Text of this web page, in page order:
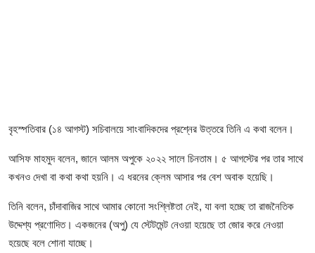
খুলনা বিভাগ
সিলেট বিভাগ
রংপুর বিভাগ
বৃহস্পতিবার (১৪ আগস্ট) সচিবালয়ে সাংবাদিকদের প্রশ্নের উত্তরে তিনি এ কথা বলেন।
আসিফ মাহমুদ বলেন, জানে আলম অপুকে ২০২২ সালে চিনতাম। ৫ আগস্টের পর তার সাথে
কখনও দেখা বা কথা কথা হয়নি। এ ধরনের ক্লেম আসার পর বেশ অবাক হয়েছি।
তিনি বলেন, চাঁদাবাজির সাথে আমার কোনো সংশ্লিষ্টতা নেই, যা বলা হচ্ছে তা রাজনৈতিক
উদ্দেশ্য প্রণোদিত। একজনের (অপু) যে স্টেটমেন্ট নেওয়া হয়েছে তা জোর করে নেওয়া
হয়েছে বলে শোনা যাচ্ছে।